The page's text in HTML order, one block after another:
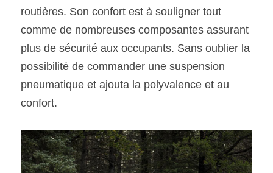
routières. Son confort est à souligner tout
comme de nombreuses composantes assurant
plus de sécurité aux occupants. Sans oublier la
possibilité de commander une suspension
pneumatique et ajouta la polyvalence et au
confort.